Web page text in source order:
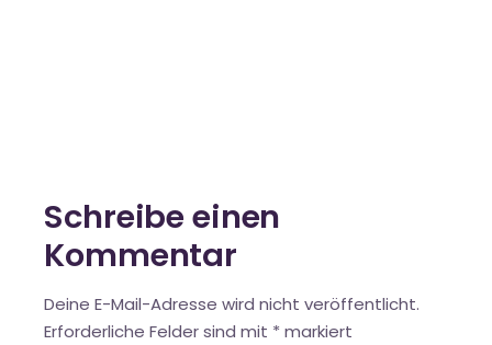
Schreibe einen
Kommentar
Deine E-Mail-Adresse wird nicht veröffentlicht.
Erforderliche Felder sind mit * markiert